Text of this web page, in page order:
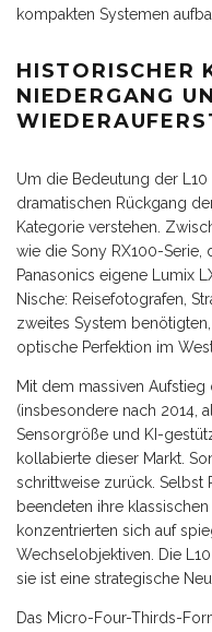
kompakten Systemen
HISTORISCHER
NIEDERGANG
Um die Bedeutung der
dramatischen Rückgang
Kategorie verstehen.
wie die Sony RX100-Serie,
Panasonics eigene Lumix
Nische: Reisefotografen,
zweites System
optische Perfektion im
Mit dem massiven
(insbesondere nach 2014,
Sensorgröße und KI-
kollabierte dieser Markt.
schrittweise zurück. Selbst
beendeten ihre
konzentrierten sich auf
Wechselobjektiven. Die
sie ist eine strategische
Das Micro-Four-Thirds-